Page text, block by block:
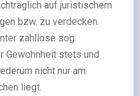
auf juristischem
bzw. zu verdecken.
zahllose sog.
Gewohnheit stets und
nicht nur am
liegt.